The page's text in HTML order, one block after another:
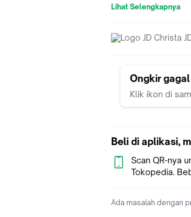
aman dan terlindungi.
mudah dibawa.
Ukuran: 4,5 x 3 x 2
Bahan: Akrilik
Fitur: Busa
akrilik, kotak ini
Lihat Selengkapnya
Ongkir
Klik ikon di
Beli di aplikasi,
Scan QR-nya
Tokopedia.
Ada masalah dengan